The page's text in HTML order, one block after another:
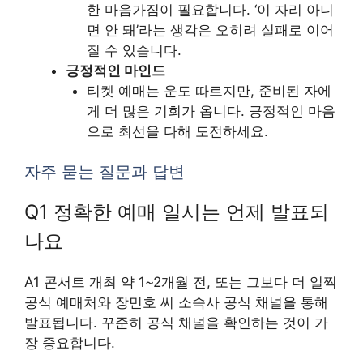
한 마음가짐이 필요합니다. ‘이 자리 아니
면 안 돼’라는 생각은 오히려 실패로 이어
질 수 있습니다.
긍정적인 마인드
티켓 예매는 운도 따르지만, 준비된 자에
게 더 많은 기회가 옵니다. 긍정적인 마음
으로 최선을 다해 도전하세요.
자주 묻는 질문과 답변
Q1 정확한 예매 일시는 언제 발표되
나요
A1 콘서트 개최 약 1~2개월 전, 또는 그보다 더 일찍
공식 예매처와 장민호 씨 소속사 공식 채널을 통해
발표됩니다. 꾸준히 공식 채널을 확인하는 것이 가
장 중요합니다.